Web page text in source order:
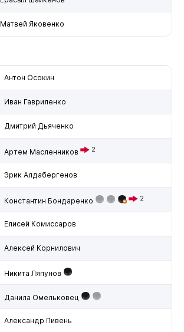
Матвей Яковенко
Антон Осокин
Иван Гавриленко
Дмитрий Дьяченко
Артем Масленников 2
Эрик Алдабергенов
Константин Бондаренко 2
Елисей Комиссаров
Алексей Корнилович
Никита Ляпунов
Данила Омельковец
Александр Пивень